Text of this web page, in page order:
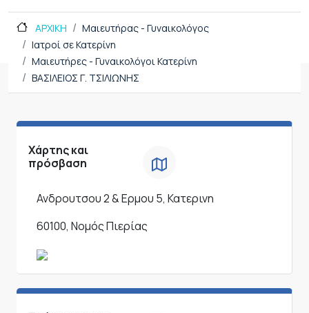
ΑΡΧΙΚΗ
Μαιευτήρας - Γυναικολόγος
Ιατροί σε Κατερίνη
Μαιευτήρες - Γυναικολόγοι Κατερίνη
ΒΑΣΙΛΕΙΟΣ Γ. ΤΣΙΛΙΩΝΗΣ
Χάρτης και
πρόσβαση
Ανδρουτσου 2 & Ερμου 5, Κατερινη
60100, Νομός Πιερίας